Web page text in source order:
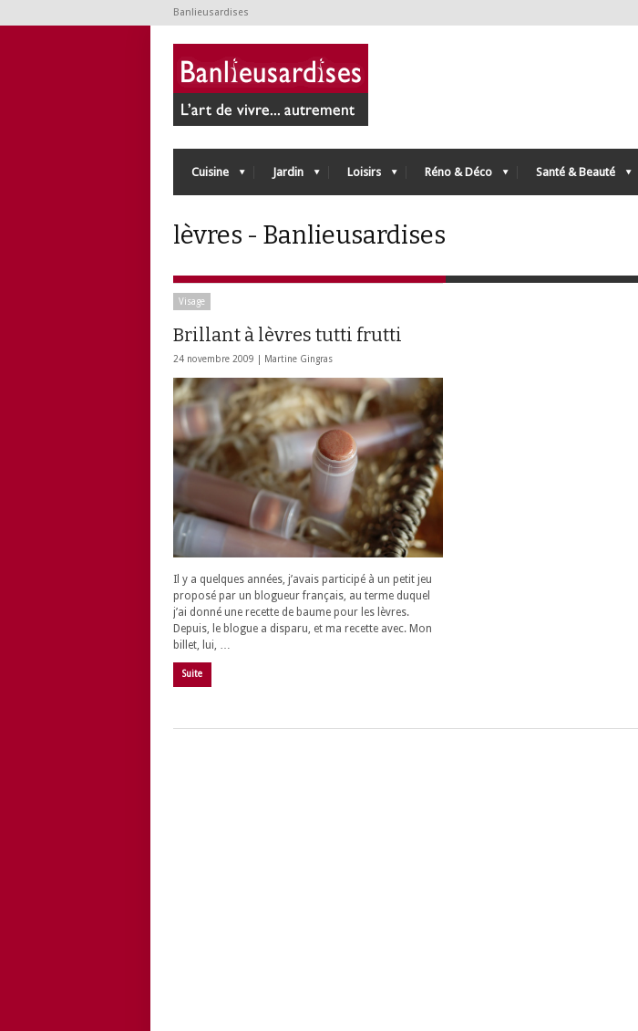
Banlieusardises
Cuisine Jardin Loisirs Réno & Déco Santé & Beauté
lèvres - Banlieusardises
Visage
Brillant à lèvres tutti frutti
24 novembre 2009 | Martine Gingras
Il y a quelques années, j’avais participé à un petit jeu
proposé par un blogueur français, au terme duquel
j’ai donné une recette de baume pour les lèvres.
Depuis, le blogue a disparu, et ma recette avec. Mon
billet, lui, …
Suite